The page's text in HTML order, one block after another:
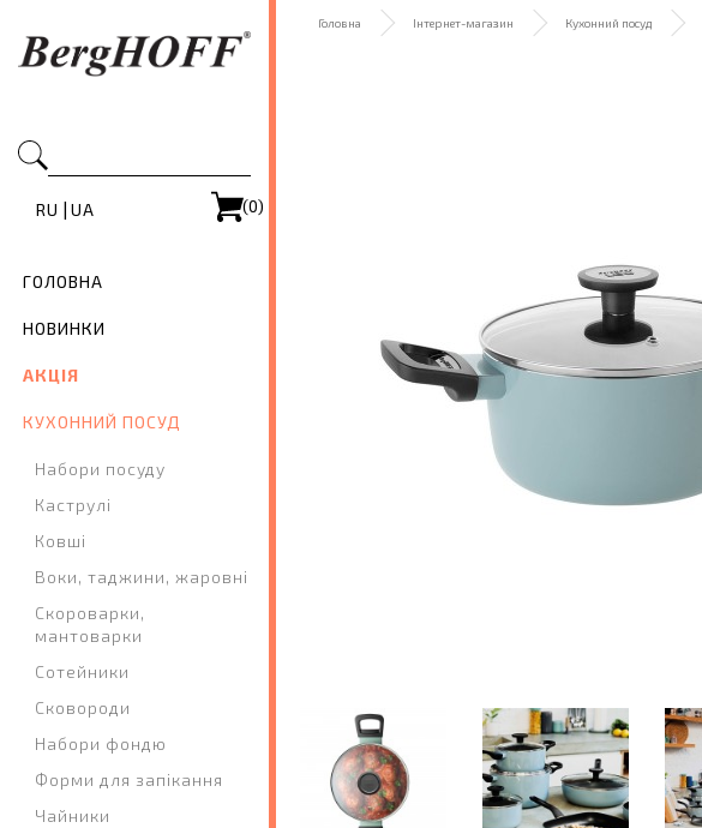
RU | UA (0)
ГОЛОВНА
НОВИНКИ
АКЦІЯ
КУХОННИЙ ПОСУД
Набори посуду
Каструлі
Ковші
Воки, таджини, жаровні
Скороварки,
мантоварки
Сотейники
Сковороди
Набори фондю
Форми для запікання
Чайники
Головна Інтернет-магазин Кухонний посуд